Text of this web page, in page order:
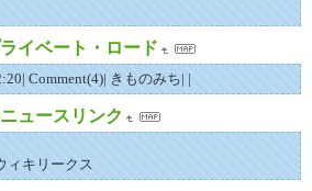
イベート・ロード
Comment(4)| きものみち| |
ュースリンク
ィキリークス